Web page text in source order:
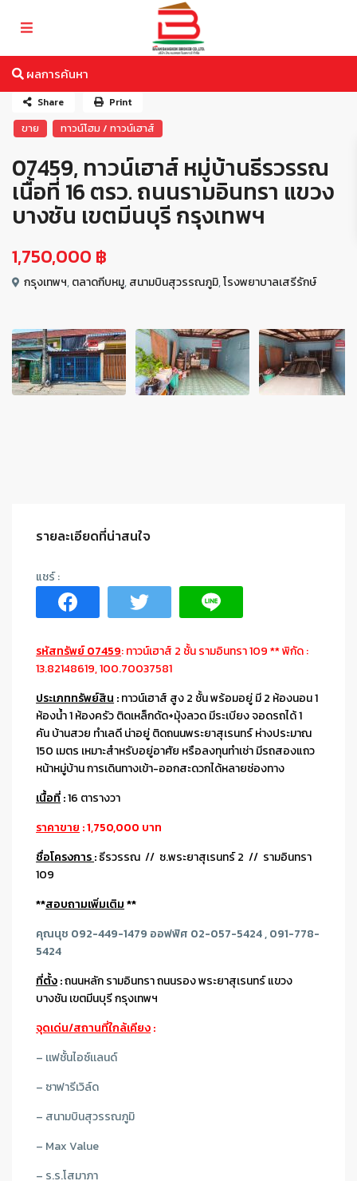
ผลการค้นหา
ขาย ทาวน์โฮม / ทาวน์เฮาส์
07459, ทาวน์เฮาส์ หมู่บ้านธีรวรรณ
เนื้อที่ 16 ตรว. ถนนรามอินทรา แขวง
บางชัน เขตมีนบุรี กรุงเทพฯ
1,750,000 ฿
กรุงเทพฯ,ตลาดกีบหมู,สนามบินสุวรรณภูมิ,โรงพยาบาลเสรีรักษ์
Share Print
รายละเอียดที่น่าสนใจ
รหัสทรัพย์ 07459: ทาวน์เฮาส์ 2 ชั้น รามอินทรา 109 ** พิกัด :
13.82148619, 100.70037581
ประเภททรัพย์สิน :ทาวน์เฮาส์ สูง 2 ชั้น พร้อมอยู่ มี 2 ห้องนอน 1
ห้องน้ำ 1 ห้องครัว ติดเหล็กดัด+มุ้งลวด มีระเบียง จอดรถได้ 1
คัน บ้านสวย ทำเลดี น่าอยู่ ติดถนนพระยาสุเรนทร์ ห่างประมาณ
150 เมตร เหมาะสำหรับอยู่อาศัย หรือลงทุนทำเช่า มีรถสองแถว
หน้าหมู่บ้าน การเดินทางเข้า-ออกสะดวกได้หลายช่องทาง
เนื้อที่:16 ตารางวา
ราคาขาย : 1,750,000 บาท
ชื่อโครงการ:ธีรวรรณ // ซ.พระยาสุเรนทร์ 2 // รามอินทรา
109
**สอบถามเพิ่มเติม**
คุณนุช 092-449-1479 ออฟฟิศ 02-057-5424 , 091-778-
5424
ที่ตั้ง:ถนนหลัก รามอินทรา ถนนรอง พระยาสุเรนทร์ แขวง
บางชัน เขตมีนบุรี กรุงเทพฯ
จุดเด่น/สถานที่ใกล้เคียง:
– เเฟชั้นไอซ์เเลนด์
– ซาฟารีเวิล์ด
– สนามบินสุวรรณภูมิ
– Max Value
– ร.ร.โสมาภา